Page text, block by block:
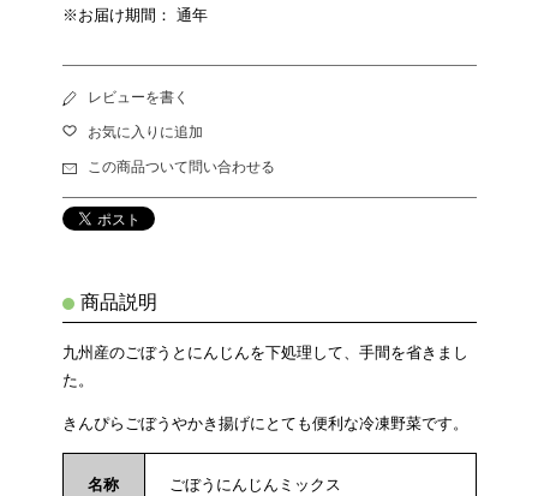
※お届け期間： 通年
レビューを書く
お気に入りに追加
この商品ついて問い合わせる
商品説明
九州産のごぼうとにんじんを下処理して、手間を省きまし
た。
きんぴらごぼうやかき揚げにとても便利な冷凍野菜です。
名称 ごぼうにんじんミックス